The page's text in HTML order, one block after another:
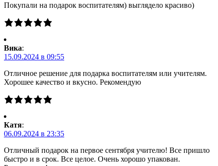
Покупали на подарок воспитателям) выглядело красиво)
Вика:
15.09.2024 в 09:55
Отличное решение для подарка воспитателям или учителям.
Хорошее качество и вкусно. Рекомендую
Катя:
06.09.2024 в 23:35
Отличный подарок на первое сентября учителю! Все пришло
быстро и в срок. Все целое. Очень хорошо упакован.